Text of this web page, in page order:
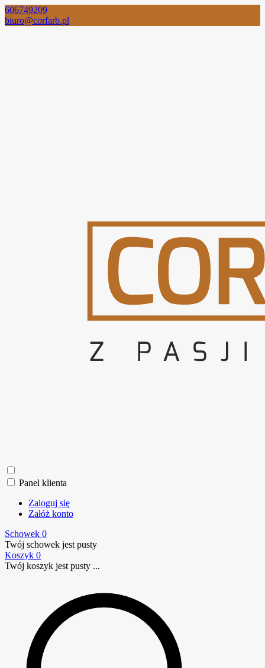
606749209
biuro@corfarb.pl
Panel klienta
Zaloguj się
Załóż konto
Schowek 0
Twój schowek jest pusty
Koszyk 0
Twój koszyk jest pusty ...